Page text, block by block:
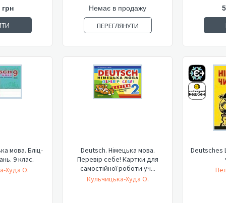
грн Немає в продажу
ПЕРЕГЛЯНУТИ
мова. Бліц-
9 клас.
Худа О.
Deutsch. Німецька мова.
Перевір себе! Картки для
самостійної роботи уч...
Кульчицька-Худа О.
Deutsches